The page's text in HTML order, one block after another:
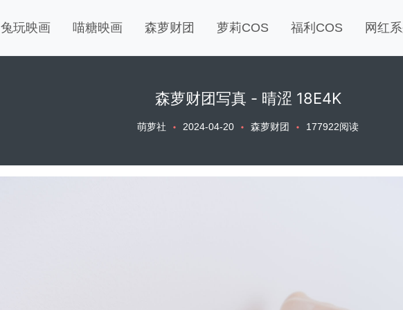
兔玩映画 喵糖映画 森萝财团 萝莉COS 福利COS 网红
森萝财团写真 - 晴涩 18E4K
萌萝社 2024-04-20 森萝财团 177922阅读